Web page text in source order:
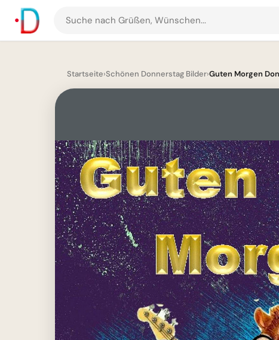
Suche
nach
und
Startseite›Schönen Donnerstag Bilder›Guten Morgen